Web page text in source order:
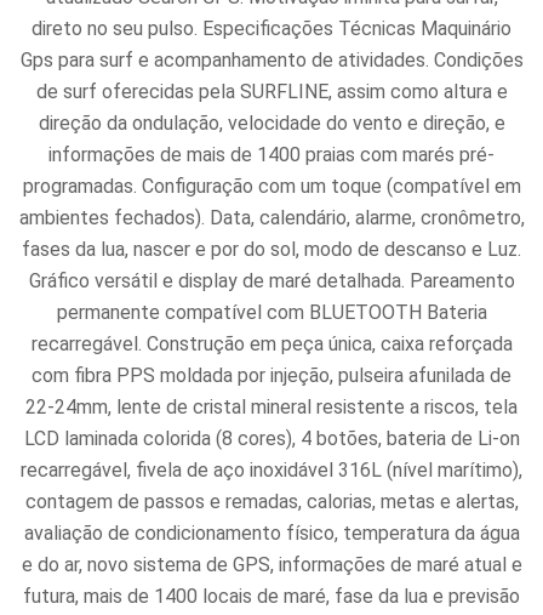
direto no seu pulso. Especificações Técnicas Maquinário
Gps para surf e acompanhamento de atividades. Condições
de surf oferecidas pela SURFLINE, assim como altura e
direção da ondulação, velocidade do vento e direção, e
informações de mais de 1400 praias com marés pré-
programadas. Configuração com um toque (compatível em
ambientes fechados). Data, calendário, alarme, cronômetro,
fases da lua, nascer e por do sol, modo de descanso e Luz.
Gráfico versátil e display de maré detalhada. Pareamento
permanente compatível com BLUETOOTH Bateria
recarregável. Construção em peça única, caixa reforçada
com fibra PPS moldada por injeção, pulseira afunilada de
22-24mm, lente de cristal mineral resistente a riscos, tela
LCD laminada colorida (8 cores), 4 botões, bateria de Li-on
recarregável, fivela de aço inoxidável 316L (nível marítimo),
contagem de passos e remadas, calorias, metas e alertas,
avaliação de condicionamento físico, temperatura da água
e do ar, novo sistema de GPS, informações de maré atual e
futura, mais de 1400 locais de maré, fase da lua e previsão